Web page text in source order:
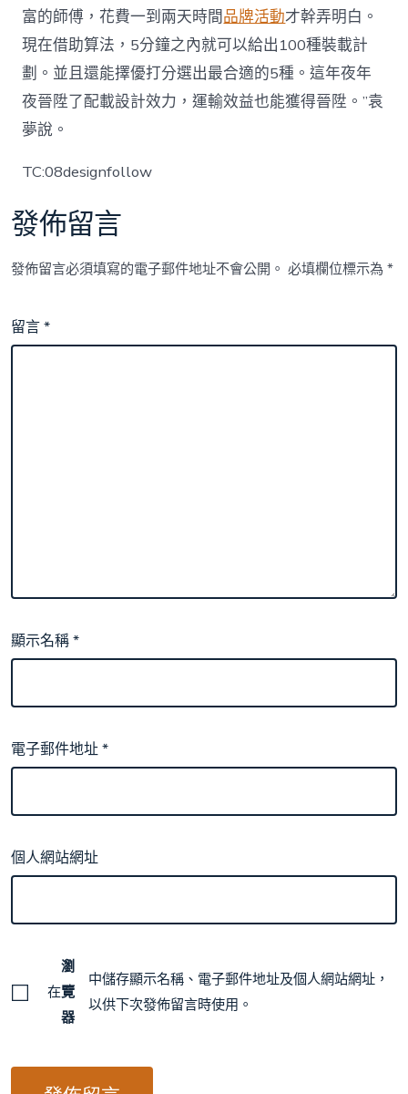
富的師傅，花費一到兩天時間品牌活動才幹弄明白。
現在借助算法，5分鐘之內就可以給出100種裝載計
劃。並且還能擇優打分選出最合適的5種。這年夜年
夜晉陞了配載設計效力，運輸效益也能獲得晉陞。”袁
夢說。
TC:08designfollow
發佈留言
發佈留言必須填寫的電子郵件地址不會公開。 必填欄位標示為*
留言*
顯示名稱*
電子郵件地址*
個人網站網址
在
瀏
覽
器
中儲存顯示名稱、電子郵件地址及個人網站網址，
以供下次發佈留言時使用。